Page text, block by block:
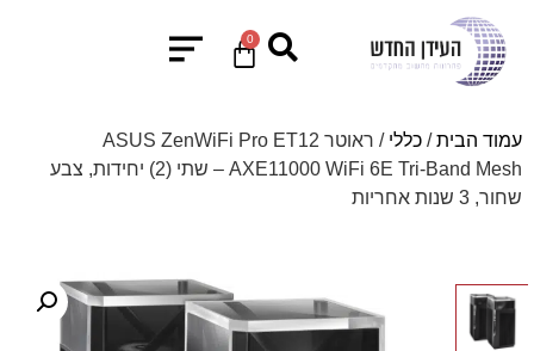
0
עמוד הבית/ כללי
/ ראוטר ASUS ZenWiFi Pro ET12
AXE11000 WiFi 6E Tri-Band Mesh – שתי (2) יחידות, צבע
שחור, 3 שנות אחריות